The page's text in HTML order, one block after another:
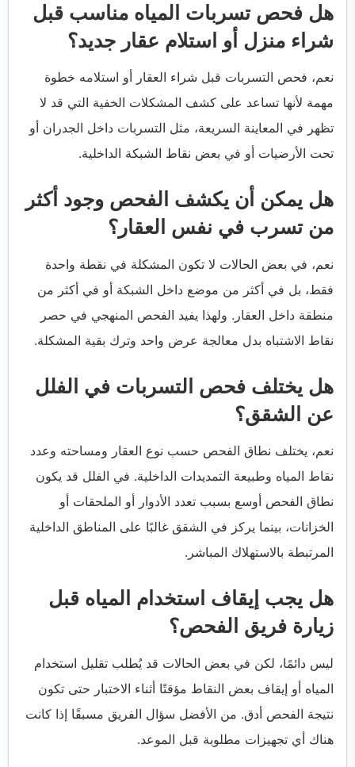
هل فحص تسربات المياه مناسب قبل
شراء منزل أو استلام عقار جديد؟
نعم، فحص التسربات قبل شراء العقار أو استلامه خطوة
مهمة لأنها تساعد على كشف المشكلات الخفية التي قد لا
تظهر في المعاينة السريعة، مثل التسربات داخل الجدران أو
تحت الأرضيات أو في بعض نقاط الشبكة الداخلية.
هل يمكن أن يكشف الفحص وجود أكثر
من تسرب في نفس العقار؟
نعم، في بعض الحالات لا تكون المشكلة في نقطة واحدة
فقط، بل في أكثر من موضع داخل الشبكة أو في أكثر من
منطقة داخل العقار. ولهذا يفيد الفحص المنهجي في حصر
نقاط الاشتباه بدل معالجة عرض واحد وترك بقية المشكلة.
هل يختلف فحص التسربات في الفلل
عن الشقق؟
نعم، يختلف نطاق الفحص حسب نوع العقار ومساحته وعدد
نقاط المياه وطبيعة التمديدات الداخلية. في الفلل قد يكون
نطاق الفحص أوسع بسبب تعدد الأدوار أو الملحقات أو
الخزانات، بينما يركز في الشقق غالبًا على المناطق الداخلية
المرتبطة بالاستهلاك المباشر.
هل يجب إيقاف استخدام المياه قبل
زيارة فريق الفحص؟
ليس دائمًا، لكن في بعض الحالات قد يُطلب تقليل استخدام
المياه أو إيقاف بعض النقاط مؤقتًا أثناء الاختبار حتى تكون
نتيجة الفحص أدق. من الأفضل سؤال الفريق مسبقًا إذا كانت
هناك أي تجهيزات مطلوبة قبل الموعد.